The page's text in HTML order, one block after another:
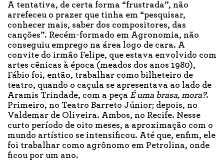
A tentativa, de certa forma “frustrada”, não
arrefeceu o prazer que tinha em “pesquisar,
conhecer mais, saber dos compositores, das
canções”. Recém-formado em Agronomia, não
conseguiu emprego na área logo de cara. A
convite do irmão Felipe, que estava envolvido com
artes cênicas à época (meados dos anos 1980),
Fábio foi, então, trabalhar como bilheteiro de
teatro, quando o caçula se apresentava ao lado de
Aramis Trindade, com a peça É uma brasa, mora?.
Primeiro, no Teatro Barreto Júnior; depois, no
Valdemar de Oliveira. Ambos, no Recife. Nesse
curto período de oito meses, a aproximação com o
mundo artístico se intensificou. Até que, enfim, ele
foi trabalhar como agrônomo em Petrolina, onde
ficou por um ano.